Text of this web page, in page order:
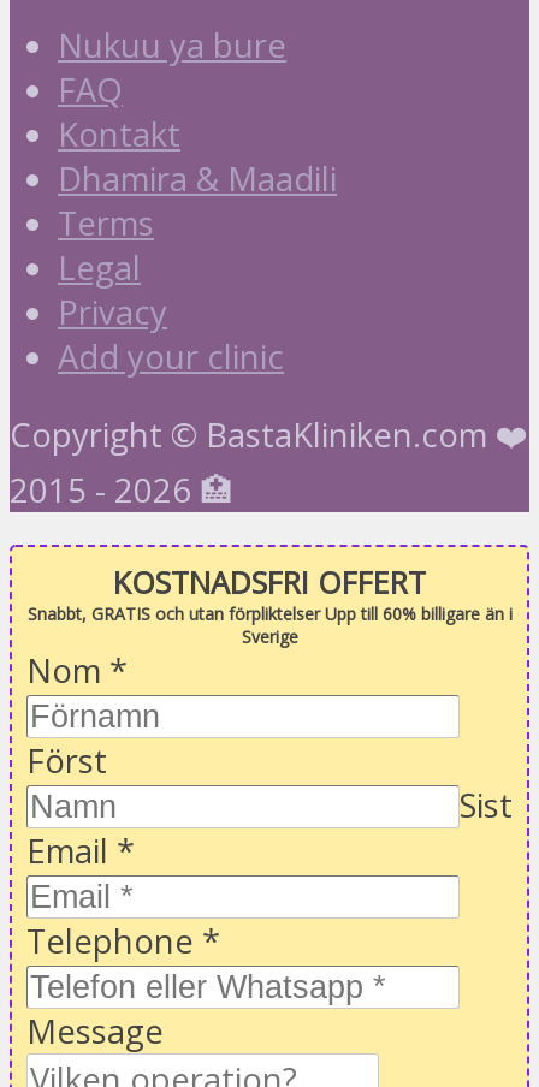
Nukuu ya bure
FAQ
Kontakt
Dhamira & Maadili
Terms
Legal
Privacy
Add your clinic
Copyright © BastaKliniken.com ❤️
2015 - 2026 🏥
KOSTNADSFRI OFFERT
Snabbt, GRATIS och utan förpliktelser Upp till 60% billigare än i
Sverige
Nom *
Först
Sist
Email *
Telephone *
Message